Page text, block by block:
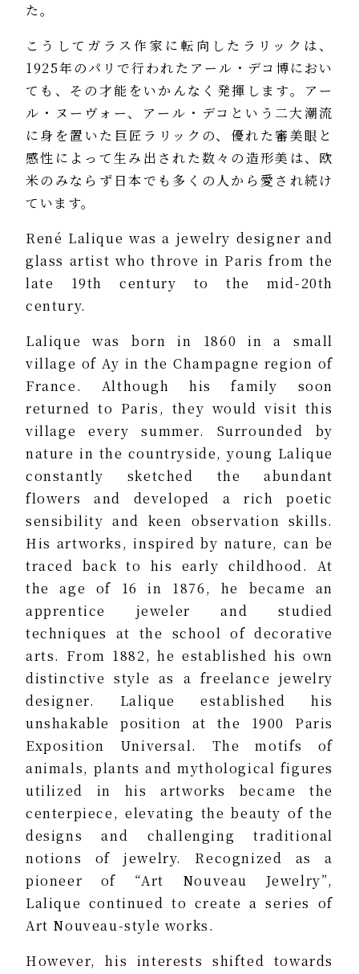
た。
こうしてガラス作家に転向したラリックは、
1925年のパリで行われたアール・デコ博におい
ても、その才能をいかんなく発揮します。アー
ル・ヌーヴォー、アール・デコという二大潮流
に身を置いた巨匠ラリックの、優れた審美眼と
感性によって生み出された数々の造形美は、欧
米のみならず日本でも多くの人から愛され続け
ています。
René Lalique was a jewelry designer and
glass artist who throve in Paris from the
late 19th century to the mid-20th
century.
Lalique was born in 1860 in a small
village of Ay in the Champagne region of
France. Although his family soon
returned to Paris, they would visit this
village every summer. Surrounded by
nature in the countryside, young Lalique
constantly sketched the abundant
flowers and developed a rich poetic
sensibility and keen observation skills.
His artworks, inspired by nature, can be
traced back to his early childhood. At
the age of 16 in 1876, he became an
apprentice jeweler and studied
techniques at the school of decorative
arts. From 1882, he established his own
distinctive style as a freelance jewelry
designer. Lalique established his
unshakable position at the 1900 Paris
Exposition Universal. The motifs of
animals, plants and mythological figures
utilized in his artworks became the
centerpiece, elevating the beauty of the
designs and challenging traditional
notions of jewelry. Recognized as a
pioneer of “Art Nouveau Jewelry”,
Lalique continued to create a series of
Art Nouveau-style works.
However, his interests shifted towards